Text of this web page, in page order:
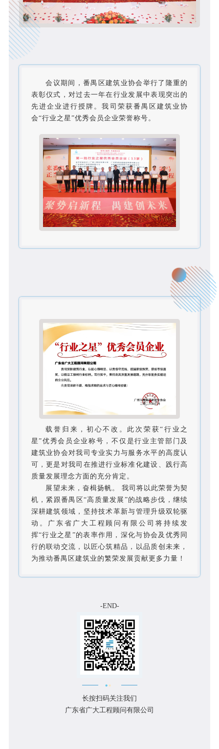
会议期间，番禺区建筑业协会举行了隆重的
表彰仪式，对过去一年在行业发展中表现突出的
先进企业进行授牌。我司荣获番禺区建筑业协
会“行业之星”优秀会员企业荣誉称号。
载誉归来，初心不改。此次荣获“行业之
星”优秀会员企业称号，不仅是行业主管部门及
建筑业协会对我司专业实力与服务水平的高度认
可，更是对我司在推进行业标准化建设、践行高
质量发展理念方面的充分肯定。
展望未来，奋楫扬帆。 我司将以此荣誉为契
机，紧跟番禺区“高质量发展”的战略步伐，继续
深耕建筑领域，坚持技术革新与管理升级双轮驱
动。广东省广大工程顾问有限公司将持续发
挥“行业之星”的表率作用，深化与协会及优秀同
行的联动交流，以匠心筑精品，以品质创未来，
为推动番禺区建筑业的繁荣发展贡献更多力量！
-END-
长按扫码关注我们
广东省广大工程顾问有限公司